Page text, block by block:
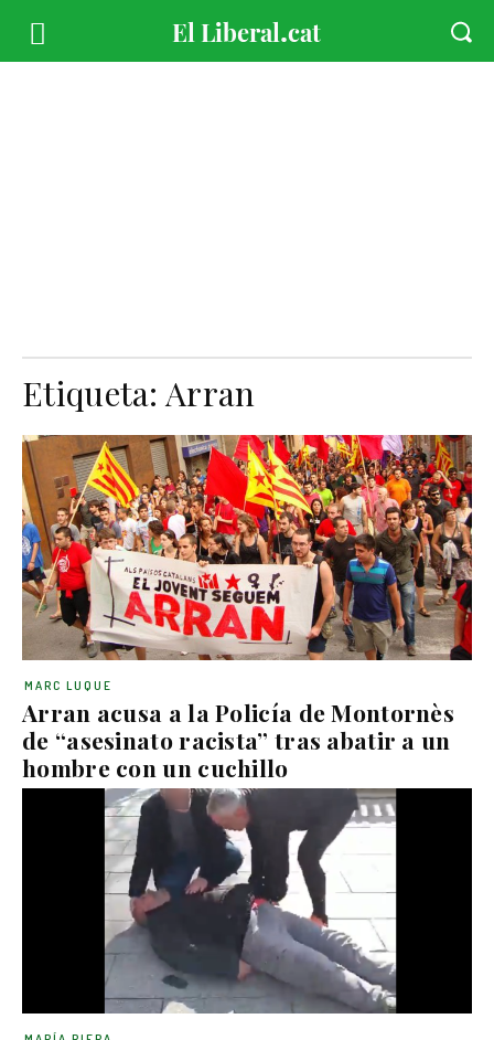
Etiqueta:Arran
Arran acusa a la Policía de Montornès
de “asesinato racista” tras abatir a un
hombre con un cuchillo
MARC LUQUE